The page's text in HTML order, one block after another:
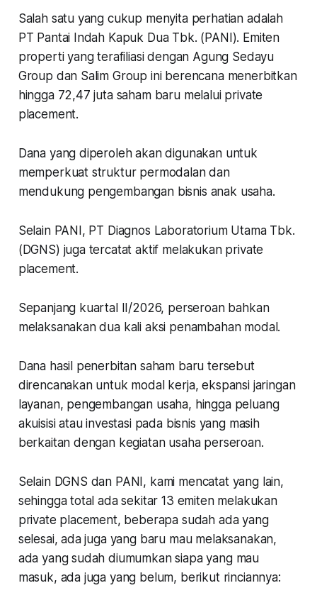
Salah satu yang cukup menyita perhatian adalah
PT Pantai Indah Kapuk Dua Tbk. (PANI). Emiten
properti yang terafiliasi dengan Agung Sedayu
Group dan Salim Group ini berencana menerbitkan
hingga 72,47 juta saham baru melalui private
placement.
Dana yang diperoleh akan digunakan untuk
memperkuat struktur permodalan dan
mendukung pengembangan bisnis anak usaha.
Selain PANI, PT Diagnos Laboratorium Utama Tbk.
(DGNS) juga tercatat aktif melakukan private
placement.
Sepanjang kuartal II/2026, perseroan bahkan
melaksanakan dua kali aksi penambahan modal.
Dana hasil penerbitan saham baru tersebut
direncanakan untuk modal kerja, ekspansi jaringan
layanan, pengembangan usaha, hingga peluang
akuisisi atau investasi pada bisnis yang masih
berkaitan dengan kegiatan usaha perseroan.
Selain DGNS dan PANI, kami mencatat yang lain,
sehingga total ada sekitar 13 emiten melakukan
private placement, beberapa sudah ada yang
selesai, ada juga yang baru mau melaksanakan,
ada yang sudah diumumkan siapa yang mau
masuk, ada juga yang belum, berikut rinciannya: